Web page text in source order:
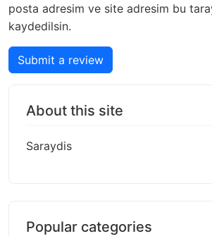
posta adresim ve site adresim bu
kaydedilsin.
Submit a review
About this site
Saraydis
Popular categories